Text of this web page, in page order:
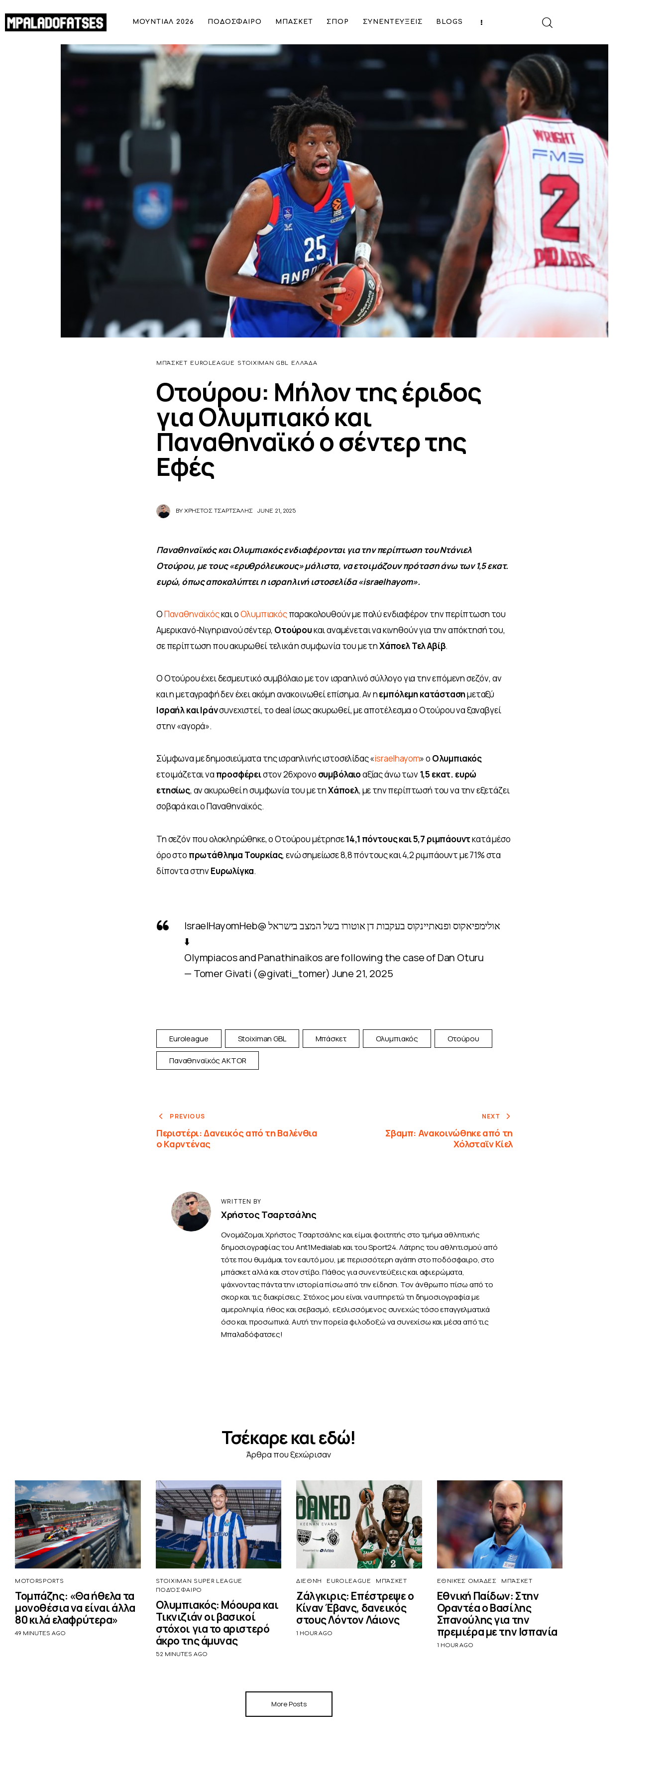
ΜΟΥΝΤΙΑΛ 2026 ΠΟΔΟΣΦΑΙΡΟ ΜΠΑΣΚΕΤ ΣΠΟΡ ΣΥΝΕΝΤΕΥΞΕΙΣ BLOGS
Οτούρου: Μήλον της έριδος για Ολυμπιακό και Παναθηναϊκό ο σέντερ της Εφές SHARE POST
ΜΟΥΝΤΙΑΛ 2026
ΜΠΆΣΚΕΤ EUROLEAGUE STOIXIMAN GBL ΕΛΛΆΔΑ
Οτούρου: Μήλον της έριδος
για Ολυμπιακό και
Παναθηναϊκό ο σέντερ της
Εφές
BY ΧΡΉΣΤΟΣ ΤΣΑΡΤΣΆΛΗΣ JUNE 21, 2025
Παναθηναϊκός και Ολυμπιακός ενδιαφέρονται για την περίπτωση του Ντάνιελ
Οτούρου, με τους «ερυθρόλευκους» μάλιστα, να ετοιμάζουν πρόταση άνω των 1,5 εκατ.
ευρώ, όπως αποκαλύπτει η ισραηλινή ιστοσελίδα «israelhayom».
Ο Παναθηναϊκός και ο Ολυμπιακός παρακολουθούν με πολύ ενδιαφέρον την περίπτωση του
Αμερικανό-Νιγηριανού σέντερ, Οτούρου και αναμένεται να κινηθούν για την απόκτησή του,
σε περίπτωση που ακυρωθεί τελικά η συμφωνία του με τη Χάποελ Τελ Αβίβ.
Ο Οτούρου έχει δεσμευτικό συμβόλαιο με τον ισραηλινό σύλλογο για την επόμενη σεζόν, αν
και η μεταγραφή δεν έχει ακόμη ανακοινωθεί επίσημα. Αν η εμπόλεμη κατάσταση μεταξύ
Ισραήλ και Ιράν συνεχιστεί, το deal ίσως ακυρωθεί, με αποτέλεσμα ο Οτούρου να ξαναβγεί
στην «αγορά».
Σύμφωνα με δημοσιεύματα της ισραηλινής ιστοσελίδας «israelhayom» ο Ολυμπιακός
ετοιμάζεται να προσφέρει στον 26χρονο συμβόλαιο αξίας άνω των 1,5 εκατ. ευρώ
ετησίως, αν ακυρωθεί η συμφωνία του με τη Χάποελ, με την περίπτωσή του να την εξετάζει
σοβαρά και ο Παναθηναϊκός.
Τη σεζόν που ολοκληρώθηκε, ο Οτούρου μέτρησε 14,1 πόντους και 5,7 ριμπάουντ κατά μέσο
όρο στο πρωτάθλημα Τουρκίας, ενώ σημείωσε 8,8 πόντους και 4,2 ριμπάουντ με 71% στα
δίποντα στην Ευρωλίγκα.
אולימפיאקוס ופנאתיינקוס בעקבות דן אוטורו בשל המצב בישראל@IsraelHayomHeb
⬇️
Olympiacos and Panathinaikos are following the case of Dan Oturu
— Tomer Givati (@givati_tomer) June 21, 2025
Euroleague Stoiximan GBL Μπάσκετ Ολυμπιακός Οτούρου
Παναθηναϊκός AKTOR
PREVIOUS
Περιστέρι: Δανεικός από τη Βαλένθια
ο Καρντένας
NEXT
Σβαμπ: Ανακοινώθηκε από τη
Χόλσταϊν Κίελ
WRITTEN BY
Χρήστος Τσαρτσάλης
Ονομάζομαι Χρήστος Τσαρτσάλης και είμαι φοιτητής στο τμήμα αθλητικής
δημοσιογραφίας του Ant1Medialab και του Sport24. Λάτρης του αθλητισμού από
τότε που θυμάμαι τον εαυτό μου, με περισσότερη αγάπη στο ποδόσφαιρο, στο
μπάσκετ αλλά και στον στίβο. Πάθος για συνεντεύξεις και αφιερώματα,
ψάχνοντας πάντα την ιστορία πίσω από την είδηση. Τον άνθρωπο πίσω από το
σκορ και τις διακρίσεις. Στόχος μου είναι να υπηρετώ τη δημοσιογραφία με
αμεροληψία, ήθος και σεβασμό, εξελισσόμενος συνεχώς τόσο επαγγελματικά
όσο και προσωπικά. Αυτή την πορεία φιλοδοξώ να συνεχίσω και μέσα από τις
Μπαλαδόφατσες!
Τσέκαρε και εδώ!
Άρθρα που ξεχώρισαν
MOTORSPORTS
Τομπάζης: «Θα ήθελα τα
μονοθέσια να είναι άλλα
80 κιλά ελαφρύτερα»
49 MINUTES AGO
STOIXIMAN SUPER LEAGUE
ΠΟΔΌΣΦΑΙΡΟ
Ολυμπιακός: Μόουρα και
Τικνιζιάν οι βασικοί
στόχοι για το αριστερό
άκρο της άμυνας
52 MINUTES AGO
ΔΙΕΘΝΉ EUROLEAGUE ΜΠΆΣΚΕΤ
Ζάλγκιρις: Επέστρεψε ο
Κίναν Έβανς, δανεικός
στους Λόντον Λάιονς
1 HOUR AGO
ΕΘΝΙΚΈΣ ΟΜΆΔΕΣ ΜΠΆΣΚΕΤ
Εθνική Παίδων: Στην
Οραντέα ο Βασίλης
Σπανούλης για την
πρεμιέρα με την Ισπανία
1 HOUR AGO
More Posts